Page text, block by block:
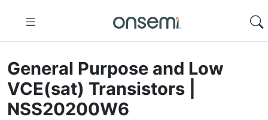
General Purpose and Low
VCE(sat) Transistors |
NSS20200W6